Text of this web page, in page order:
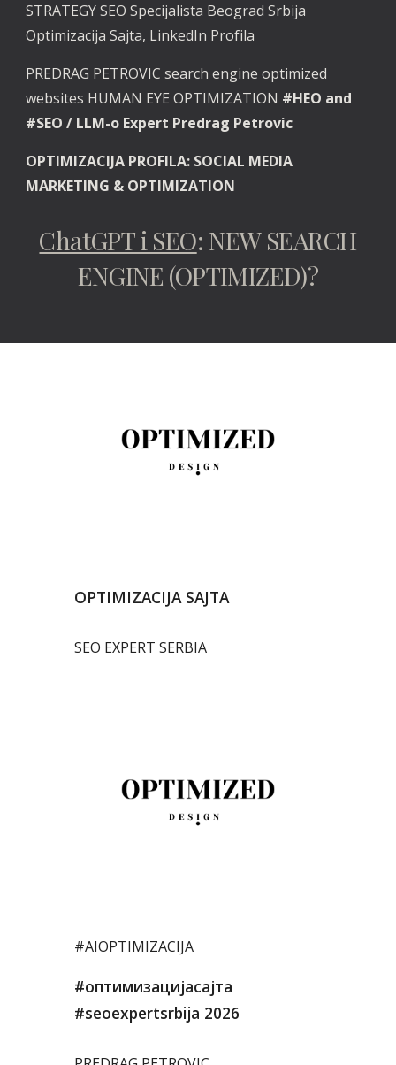
STRATEGY SEO Specijalista Beograd Srbija
Optimizacija Sajta, LinkedIn Profila
PREDRAG PETROVIC search engine optimized
websites HUMAN EYE OPTIMIZATION #HEO and
#SEO / LLM-o Expert Predrag Petrovic
OPTIMIZACIJA PROFILA: SOCIAL MEDIA
MARKETING & OPTIMIZATION
ChatGPT i SEO: NEW SEARCH
ENGINE (OPTIMIZED)?
OPTIMIZACIJA SAJTA
SEO EXPERT SERBIA
#AIOPTIMIZACIJA
#оптимизацијасајта
#seoexpertsrbija 2026